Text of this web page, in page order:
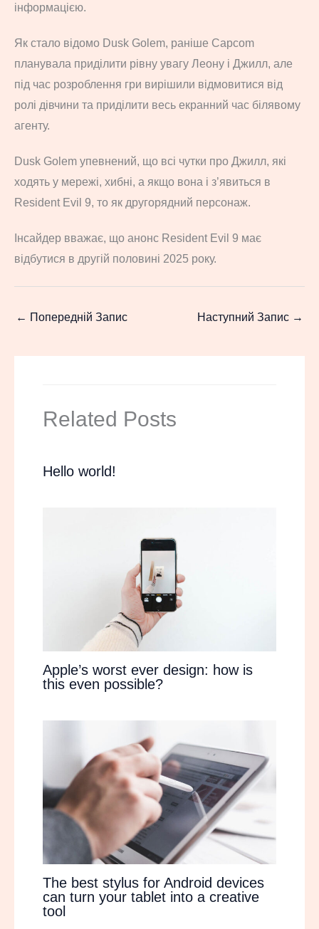
інформацією.
Як стало відомо Dusk Golem, раніше Capcom
планувала приділити рівну увагу Леону і Джилл, але
під час розроблення гри вирішили відмовитися від
ролі дівчини та приділити весь екранний час білявому
агенту.
Dusk Golem упевнений, що всі чутки про Джилл, які
ходять у мережі, хибні, а якщо вона і з’явиться в
Resident Evil 9, то як другорядний персонаж.
Інсайдер вважає, що анонс Resident Evil 9 має
відбутися в другій половині 2025 року.
← Попередній Запис Наступний Запис →
Related Posts
Hello world!
Apple’s worst ever design: how is
this even possible?
The best stylus for Android devices
can turn your tablet into a creative
tool